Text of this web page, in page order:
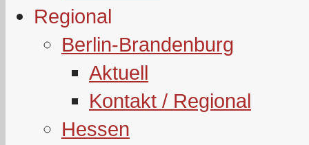
Regional
Berlin-Brandenburg
Aktuell
Kontakt / Regional
Hessen